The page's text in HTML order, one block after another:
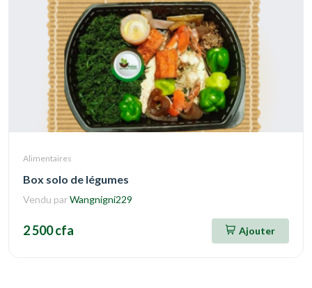
Alimentaires
Box solo de légumes
Vendu parWangnigni229
2 500 cfa Ajouter